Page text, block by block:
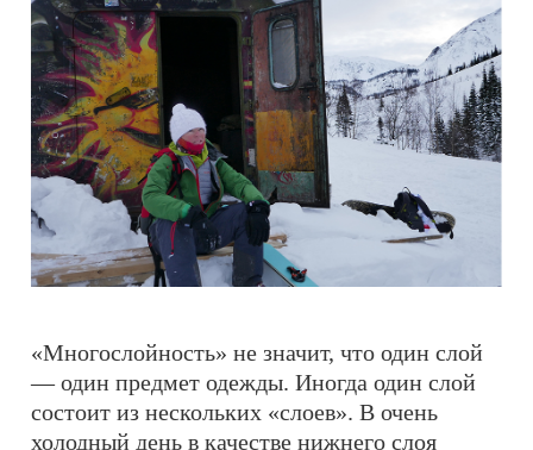
«Многослойность» не значит, что один слой
— один предмет одежды. Иногда один слой
состоит из нескольких «слоев». В очень
холодный день в качестве нижнего слоя